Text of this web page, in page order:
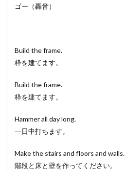
ゴー（轟音）
Build the frame.
枠を建てます。
Build the frame.
枠を建てます。
Hammer all day long.
一日中打ちます。
Make the stairs and floors and walls.
階段と床と壁を作ってください。